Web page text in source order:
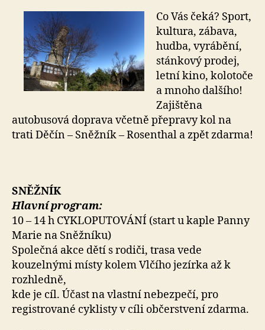
Co Vás čeká? Sport,
kultura, zábava,
hudba, vyrábění,
stánkový prodej,
letní kino, kolotoče
a mnoho dalšího!
Zajištěna
autobusová doprava včetně přepravy kol na
trati Děčín – Sněžník – Rosenthal a zpět zdarma!
SNĚŽNÍK
Hlavní program:
10 – 14 h CYKLOPUTOVÁNÍ (start u kaple Panny
Marie na Sněžníku)
Společná akce dětí s rodiči, trasa vede
kouzelnými místy kolem Vlčího jezírka až k
rozhledně,
kde je cíl. Účast na vlastní nebezpečí, pro
registrované cyklisty v cíli občerstvení zdarma.